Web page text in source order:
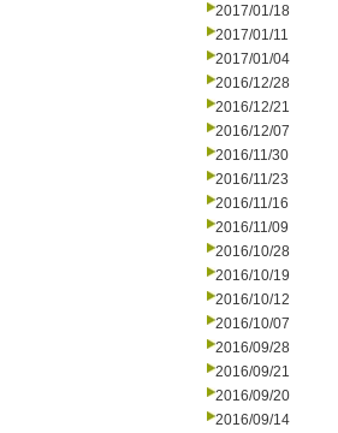
2017/01/18
2017/01/11
2017/01/04
2016/12/28
2016/12/21
2016/12/07
2016/11/30
2016/11/23
2016/11/16
2016/11/09
2016/10/28
2016/10/19
2016/10/12
2016/10/07
2016/09/28
2016/09/21
2016/09/20
2016/09/14